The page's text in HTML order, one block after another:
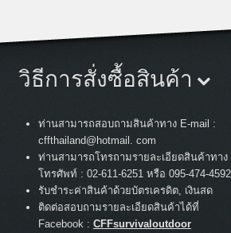
วิธีการสั่งซื้อสินค้า
ท่านสามารถสอบถามสินค้าทาง E-mail :
cffthailand@hotmail. com
ท่านสามารถโทรถามรายละเอียดสินค้าทาง
โทรศัพท์ : 02-611-6251 หรือ 095-474-4592
รับชำระค่าสินค้าด้วยบัตรเครดิต, เงินสด
ติดต่อสอบถามรายละเอียดสินค้าได้ที่
Facebook : CFFsurvivaloutdoor